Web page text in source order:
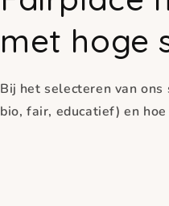
met hoge
Bij het selecteren van
bio, fair, educatief) en hoe